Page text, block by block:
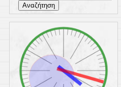
για: